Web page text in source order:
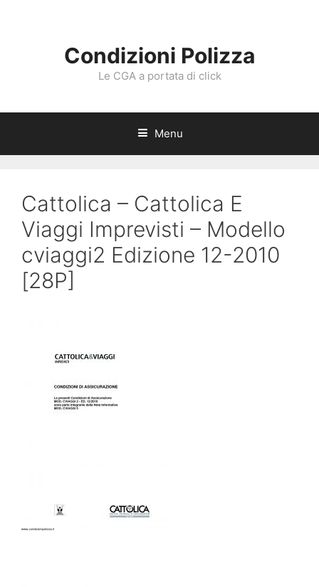
Condizioni Polizza
Le CGA a portata di click
Menu
Cattolica – Cattolica E
Viaggi Imprevisti – Modello
cviaggi2 Edizione 12-2010
[28P]